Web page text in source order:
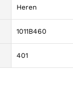
Heren
1011B460
401